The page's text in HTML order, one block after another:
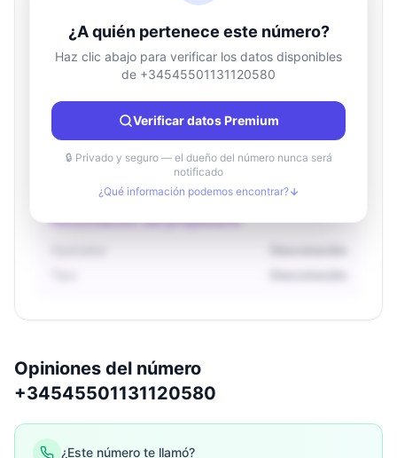
Información de ubicación
País
Desconocido
Ciudad
Desconocido
Región
Desconocido
Información del propietario
¿A quién pertenece este número?
Haz clic abajo para verificar los datos disponibles
de +34545501131120580
Verificar datos Premium
🔒 Privado y seguro — el dueño del número nunca será
notificado
¿Qué información podemos encontrar?
Opiniones del número
+34545501131120580
¿Este número te llamó?